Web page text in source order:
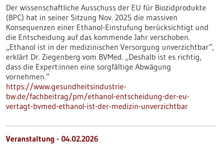
Der wissenschaftliche Ausschuss der EU für Biozidprodukte
(BPC) hat in seiner Sitzung Nov. 2025 die massiven
Konsequenzen einer Ethanol-Einstufung berücksichtigt und
die Entscheidung auf das kommende Jahr verschoben.
„Ethanol ist in der medizinischen Versorgung unverzichtbar“,
erklärt Dr. Ziegenberg vom BVMed. „Deshalb ist es richtig,
dass die Expert:innen eine sorgfältige Abwägung
vornehmen.“
https://www.gesundheitsindustrie-
bw.de/fachbeitrag/pm/ethanol-entscheidung-der-eu-
vertagt-bvmed-ethanol-ist-der-medizin-unverzichtbar
Veranstaltung - 04.02.2026